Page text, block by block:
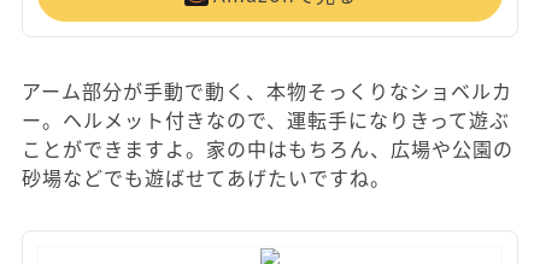
アーム部分が手動で動く、本物そっくりなショベルカ
ー。ヘルメット付きなので、運転手になりきって遊ぶ
ことができますよ。家の中はもちろん、広場や公園の
砂場などでも遊ばせてあげたいですね。